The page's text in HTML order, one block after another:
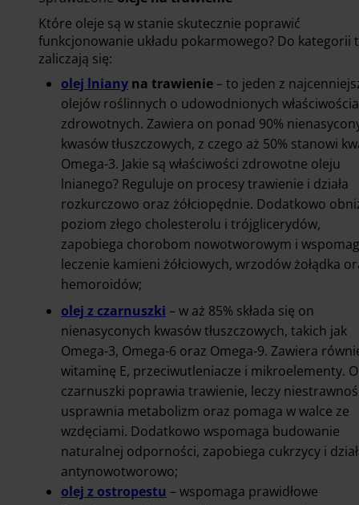
Które oleje są w stanie skutecznie poprawić
funkcjonowanie układu pokarmowego? Do kategorii
zaliczają się:
olej lniany na trawienie – to jeden z
olejów roślinnych o udowodnionych
zdrowotnych. Zawiera on ponad 90%
kwasów tłuszczowych, z czego aż 50% stanowi
Omega-3. Jakie są właściwości zdrowotne oleju
lnianego? Reguluje on procesy trawienie i działa
rozkurczowo oraz żółciopędnie. Dodatkowo
poziom złego cholesterolu i trójglicerydów,
zapobiega chorobom nowotworowym i
leczenie kamieni żółciowych, wrzodów żołądka
hemoroidów;
olej z czarnuszki – w aż 85% składa się on
nienasyconych kwasów tłuszczowych, takich jak
Omega-3, Omega-6 oraz Omega-9. Zawiera
witaminę E, przeciwutleniacze i mikroelementy.
czarnuszki poprawia trawienie, leczy
usprawnia metabolizm oraz pomaga w walce ze
wzdęciami. Dodatkowo wspomaga budowanie
naturalnej odporności, zapobiega cukrzycy i
antynowotworowo;
olej z ostropestu – wspomaga prawidłowe